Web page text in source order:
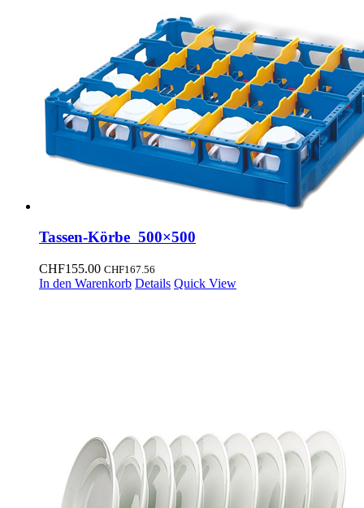
Tassen-Körbe 500×500
CHF155.00 CHF167.56
In den Warenkorb Details Quick View